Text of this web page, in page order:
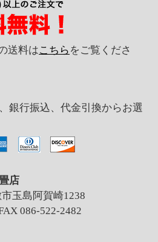
送料はこちら をご覧くださ
銀行振込、代金引換からお選
店
玉島阿賀崎1238
086-522-2482